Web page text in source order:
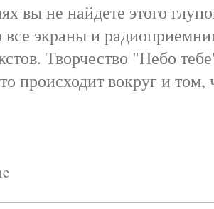
вы не найдете этого
все экраны и
Творчество "Небо
происходит вокруг и том,